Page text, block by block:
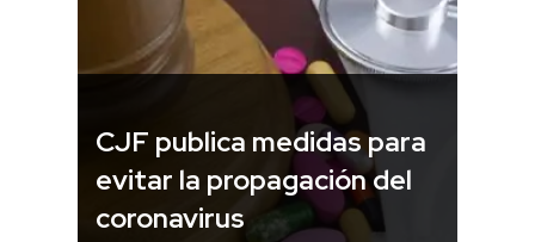
CJF publica medidas para
evitar la propagación del
coronavirus